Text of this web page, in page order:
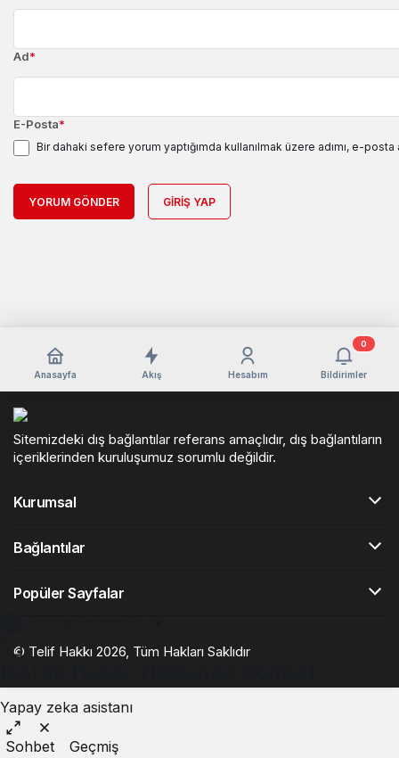
Ad*
E-Posta*
Bir dahaki sefere yorum yaptığımda kullanılmak üzere adımı, e-
YORUM GÖNDER GIRIŞ YAP
Anasayfa Akış Hesabım Bildirimler
0
Sitemizdeki dış bağlantılar referans amaçlıdır, dış bağlantıların
içeriklerinden kuruluşumuz sorumlu değildir.
Kurumsal
Bağlantılar
Popüler Sayfalar
© Telif Hakkı 2026, Tüm Hakları Saklıdır
Yapay zeka asistanı
Sohbet
Geçmiş